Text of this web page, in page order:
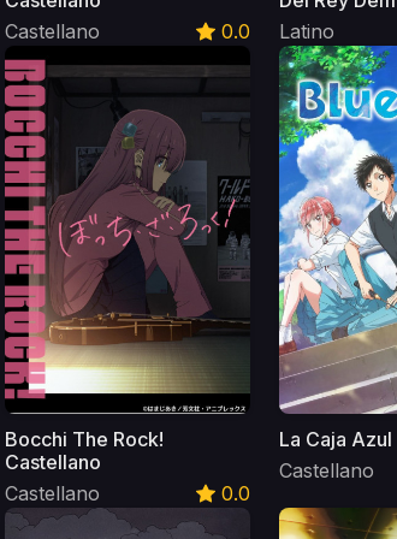
Castellano
0.0
Latino
Bocchi The Rock!
Castellano
Castellano
0.0
La Caja
Castellano